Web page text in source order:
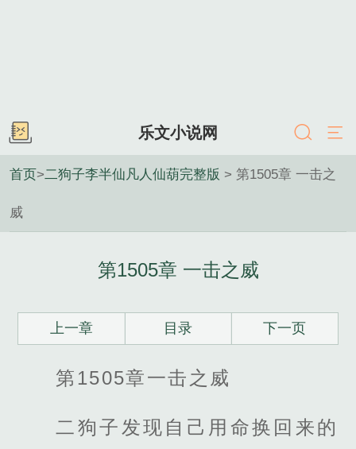
乐文小说网
首页>二狗子李半仙凡人仙葫完整版 > 第1505章 一击之
威
第1505章 一击之威
上一章 目录 下一页
第1505章一击之威
二狗子发现自己用命换回来的